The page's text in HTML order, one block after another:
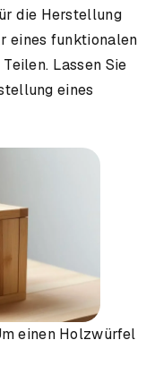
die Herstellung
eines funktionalen
Lassen Sie
eines
einen Holzwürfel